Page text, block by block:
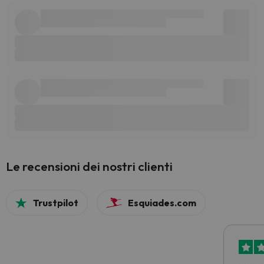
Le recensioni dei nostri clienti
Trustpilot Esquiades.com